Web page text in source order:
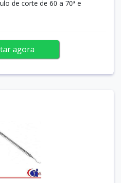
de corte de 60 a 70ª e
agora